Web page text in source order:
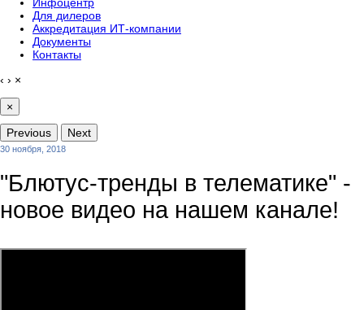
Для дилеров
Аккредитация ИТ-компании
Документы
Контакты
‹ › ×
×
Previous
Next
30 ноября, 2018
"Блютус-тренды в телематике" -
новое видео на нашем канале!